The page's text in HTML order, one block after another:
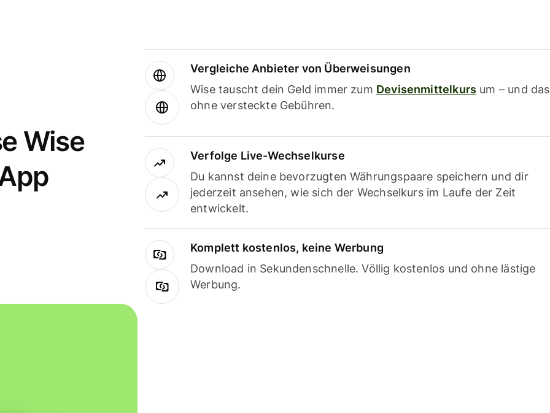
Wise
Vergleiche Anbieter von Überweisungen
Wise tauscht dein Geld immer zum Devisenmittelkurs um – und das
ohne versteckte Gebühren.
Verfolge Live-Wechselkurse
Du kannst deine bevorzugten Währungspaare speichern und dir
jederzeit ansehen, wie sich der Wechselkurs im Laufe der Zeit
entwickelt.
Komplett kostenlos, keine Werbung
Download in Sekundenschnelle. Völlig kostenlos und ohne lästige
Werbung.